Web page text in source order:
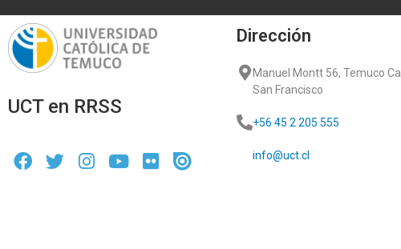
UCT en RRSS
Dirección
Manuel Montt 56, Temuco
San Francisco
+56 45 2 205 555
info@uct.cl